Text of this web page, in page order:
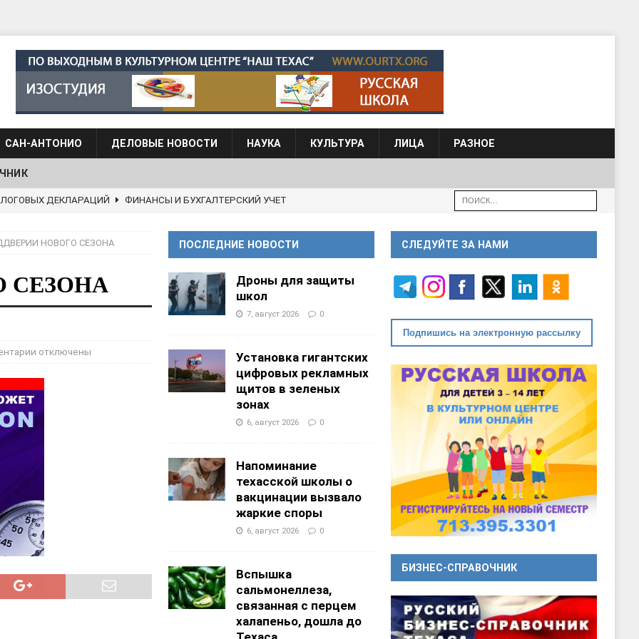
САН-АНТОНИО ДЕЛОВЫЕ НОВОСТИ НАУКА КУЛЬТУРА ЛИЦА РАЗНОЕ
ДЕКЛАРАЦИЙ ФИНАНСЫ И БУХГАЛТЕРСКИЙ УЧЕТ
при культурном центре “Наш Техас” ШКОЛЫ И
НОВОГО СЕЗОНА
СЕЗОНА
отключены
ПОСЛЕДНИЕ НОВОСТИ
Дроны для защиты
школ
7, август 2026 0
Установка гигантских
цифровых рекламных
щитов в зеленых
зонах
6, август 2026 0
Напоминание
техасской школы о
вакцинации вызвало
жаркие споры
6, август 2026 0
Вспышка
сальмонеллеза,
связанная с перцем
халапеньо, дошла до
СЛЕДУЙТЕ ЗА НАМИ
Подпишись на электронную рассылку
БИЗНЕС-СПРАВОЧНИК